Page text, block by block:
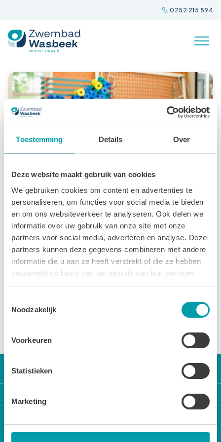
Toestemming Details Over
Deze website maakt gebruik van cookies
We gebruiken cookies om content en advertenties te
personaliseren, om functies voor social media te bieden
en om ons websiteverkeer te analyseren. Ook delen we
informatie over uw gebruik van onze site met onze
partners voor social media, adverteren en analyse. Deze
partners kunnen deze gegevens combineren met andere
informatie die u aan ze heeft verstrekt of die ze hebben
verzameld op basis van uw gebruik van hun services.
Noodzakelijk
Voorkeuren
Statistieken
Marketing
inhoud
0252 215 594
Aquajogging
22 MEI 2025
Aquajogging is een ideale, sportieve
bezigheid. Deze activiteit is voor iedereen die
de conditie wil verbeteren of bijhouden,…
LEES MEER
Locatie reserveren
Zwembad Wasbeek